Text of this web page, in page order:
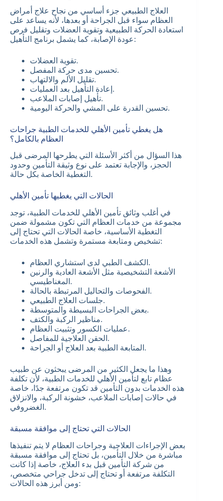
العلاج الطبيعي جزء أساسي من نجاح علاج أمراض
العظام سواء قبل الجراحة أو بعدها، لأنه يساعد على
استعادة الحركة الطبيعية وتقوية العضلات وتقليل فرص
عودة الإصابة، كما يشمل برنامج التأهيل:
تقوية العضلات.
تحسين مدى حركة المفصل.
تقليل الألم والالتهاب.
إعادة التأهيل بعد العمليات.
تأهيل إصابات الملاعب.
تحسين القدرة على المشي والحركة اليومية.
هل يغطي تأمين الأهلي للخدمات الطبية جراحات
العظام بالكامل؟
هذا السؤال من أكثر الأسئلة التي يطرحها المرضى قبل
الحجز، والإجابة تعتمد على نوع وثيقة التأمين وحدود
التغطية الخاصة بكل حالة.
الحالات التي يغطيها تأمين الأهلي
في أغلب وثائق تأمين الأهلي للخدمات الطبية، توجد
مجموعة من خدمات العظام التي تكون مشمولة ضمن
التغطية الأساسية، خاصة الحالات التي تحتاج إلى
تشخيص ومتابعة مستمرة وتشمل هذه الخدمات:
الكشف الطبي لدى استشاري العظام.
الأشعة التشخيصية مثل الأشعة العادية والرنين
المغناطيسي.
الفحوصات والتحاليل المرتبطة بالحالة.
جلسات العلاج الطبيعي.
بعض الجراحات البسيطة والمتوسطة.
مناظير الركبة والكتف.
عمليات الكسور وتثبيت العظام.
الحقن العلاجية للمفاصل.
المتابعة الطبية بعد العلاج أو الجراحة.
وهذا ما يجعل الكثير من المرضى يبحثون عن طبيب
عظام تابع لتأمين الأهلي للخدمات الطبية، لأن تكلفة
هذه الخدمات بدون التأمين قد تكون مرتفعة جدًا، خاصة
في حالات إصابات الملاعب، خشونة الركبة، والانزلاق
الغضروفي.
الحالات التي تحتاج إلى موافقة مسبقة
بعض الإجراءات العلاجية وجراحات العظام لا يتم تنفيذها
مباشرة من خلال التأمين، بل تحتاج إلى موافقة مسبقة
من شركة التأمين قبل بدء العلاج، خاصة إذا كانت
التكلفة مرتفعة أو تحتاج إلى تدخل جراحي متخصص،
ومن أبرز هذه الحالات: